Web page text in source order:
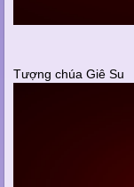
Tượng chúa Giê Su